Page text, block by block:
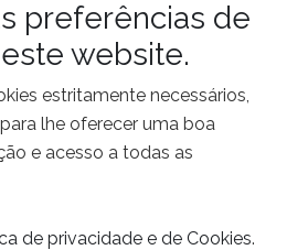
preferências de
website.
estritamente necessários,
lhe oferecer uma boa
e acesso a todas as
de privacidade e de Cookies.